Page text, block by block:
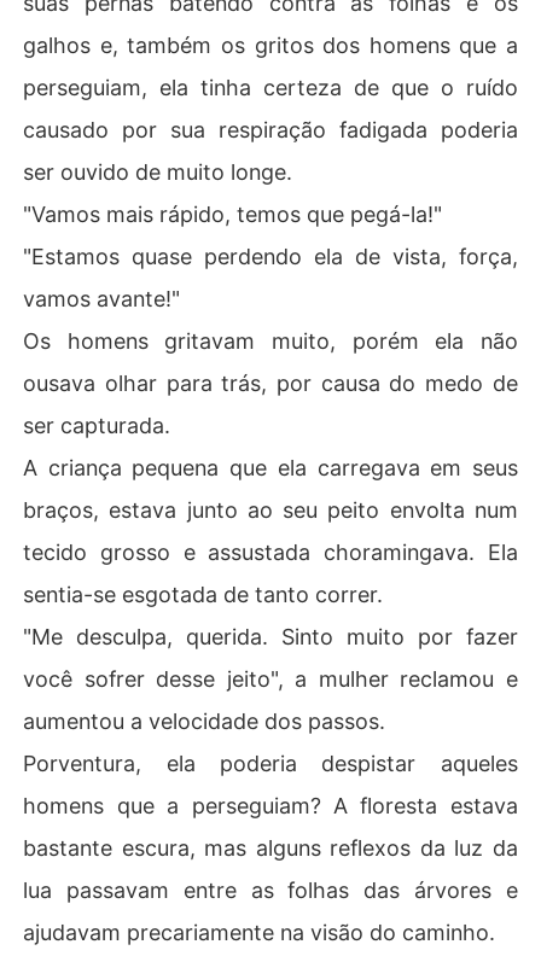
a?
Ele é um rei marcado e implacável e Shilah sentiu que s
ua vida estaria condenada ao cair nos seus braços. Ela
tem que lidar com o marido implacável e também com
Ela é tratada como a mais inferior de todas... mas o que
acontecerá quando Shilah acaba sendo algo mais...? Al
go que eles nunca esperaram?
galhos e, também os gritos dos homens que a
perseguiam, ela tinha certeza de que o ruído
causado por sua respiração fadigada poderia
ser ouvido de muito longe.
"Vamos mais rápido, temos que pegá-la!"
"Estamos quase perdendo ela de vista, força,
vamos avante!"
Os homens gritavam muito, porém ela não
ousava olhar para trás, por causa do medo de
ser capturada.
A criança pequena que ela carregava em seus
braços, estava junto ao seu peito envolta num
tecido grosso e assustada choramingava. Ela
sentia-se esgotada de tanto correr.
"Me desculpa, querida. Sinto muito por fazer
você sofrer desse jeito", a mulher reclamou e
aumentou a velocidade dos passos.
Porventura, ela poderia despistar aqueles
homens que a perseguiam? A floresta estava
bastante escura, mas alguns reflexos da luz da
lua passavam entre as folhas das árvores e
ajudavam precariamente na visão do caminho.